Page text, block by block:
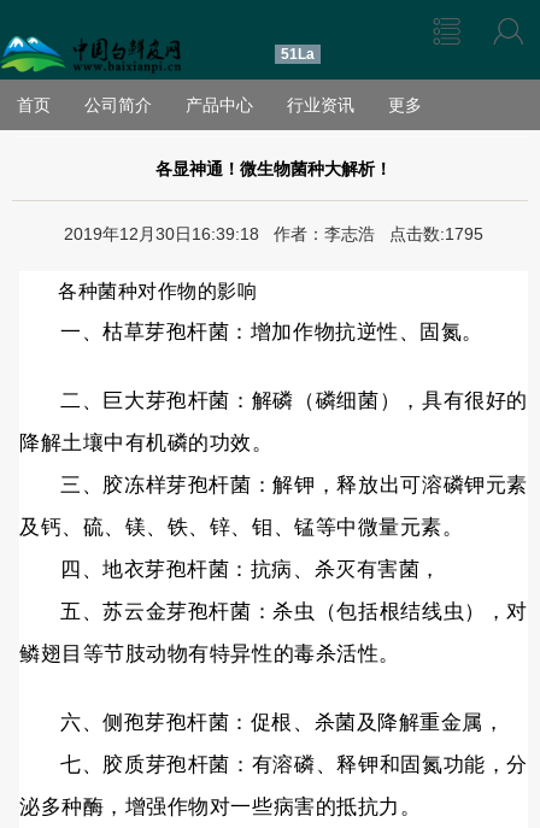
51La
首页 公司简介 产品中心 行业资讯 更多
各显神通！微生物菌种大解析！
2019年12月30日16:39:18 作者：李志浩 点击数:1795
各种菌种对作物的影响
一、枯草芽孢杆菌：增加作物抗逆性、固氮。
二、巨大芽孢杆菌：解磷（磷细菌），具有很好的
降解土壤中有机磷的功效。
三、胶冻样芽孢杆菌：解钾，释放出可溶磷钾元素
及钙、硫、镁、铁、锌、钼、锰等中微量元素。
四、地衣芽孢杆菌：抗病、杀灭有害菌，
五、苏云金芽孢杆菌：杀虫（包括根结线虫），对
鳞翅目等节肢动物有特异性的毒杀活性。
六、侧孢芽孢杆菌：促根、杀菌及降解重金属，
七、胶质芽孢杆菌：有溶磷、释钾和固氮功能，分
泌多种酶，增强作物对一些病害的抵抗力。